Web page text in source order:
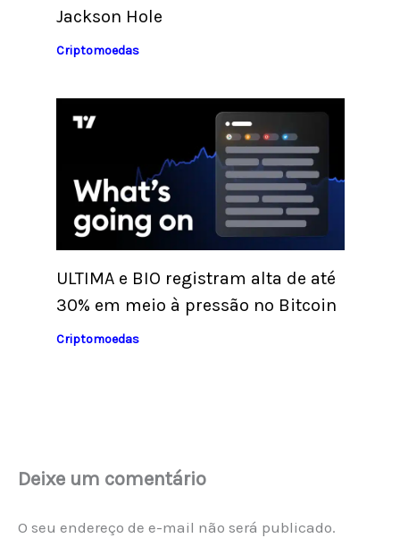
Jackson Hole
Criptomoedas
ULTIMA e BIO registram alta de até
30% em meio à pressão no Bitcoin
Criptomoedas
Deixe um comentário
O seu endereço de e-mail não será publicado.